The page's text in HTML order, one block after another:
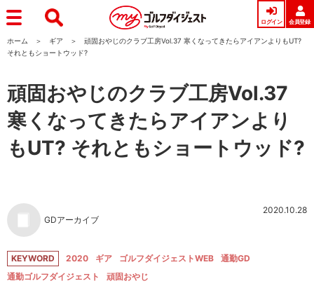
ログイン 会員登録
ホーム ギア
頑固おやじのクラブ工房Vol.37 寒くなってきたらアイアンよりもUT?
それともショートウッド?
頑固おやじのクラブ工房Vol.37
寒くなってきたらアイアンより
もUT? それともショートウッド?
GDアーカイブ
2020.10.28
KEYWORD 2020 ギア ゴルフダイジェストWEB
通勤GD
通勤ゴルフダイジェスト
頑固おやじ